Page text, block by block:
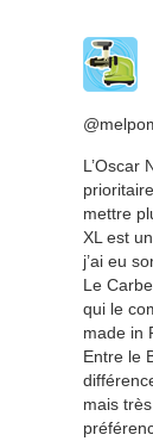
L’Oscar
mettre
XL est
j’ai eu
Le
qui le
made in
Entre le
mais